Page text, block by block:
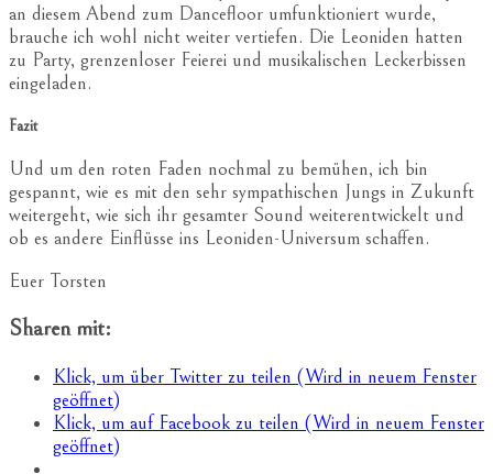
an diesem Abend zum Dancefloor umfunktioniert wurde,
brauche ich wohl nicht weiter vertiefen. Die Leoniden hatten
zu Party, grenzenloser Feierei und musikalischen Leckerbissen
eingeladen.
Fazit
Und um den roten Faden nochmal zu bemühen, ich bin
gespannt, wie es mit den sehr sympathischen Jungs in Zukunft
weitergeht, wie sich ihr gesamter Sound weiterentwickelt und
ob es andere Einflüsse ins Leoniden-Universum schaffen.
Euer Torsten
Sharen mit:
Klick, um über Twitter zu teilen (Wird in neuem Fenster
geöffnet)
Klick, um auf Facebook zu teilen (Wird in neuem Fenster
geöffnet)